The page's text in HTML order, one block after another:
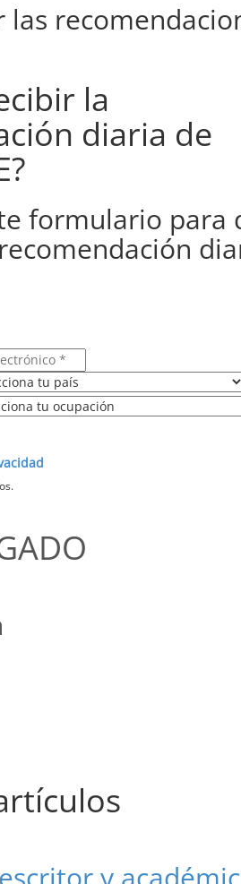
las
la
diaria de
formulario para